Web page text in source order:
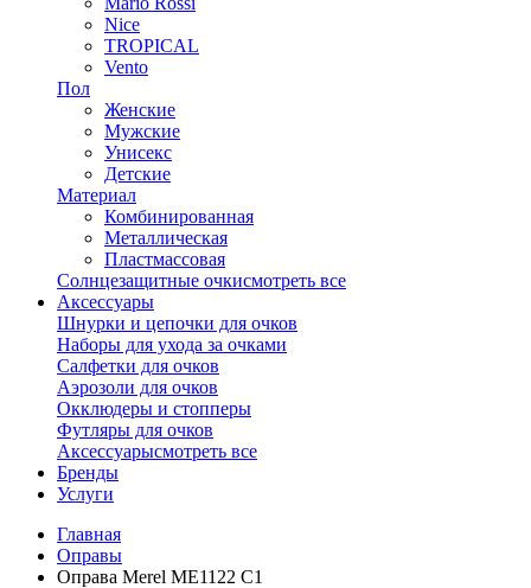
Nice
TROPICAL
Vento
Пол
Женские
Мужские
Унисекс
Детские
Материал
Комбинированная
Металлическая
Пластмассовая
Солнцезащитные очкисмотреть все
Аксессуары
Шнурки и цепочки для очков
Наборы для ухода за очками
Салфетки для очков
Аэрозоли для очков
Окклюдеры и стопперы
Футляры для очков
Аксессуарысмотреть все
Бренды
Услуги
Главная
Оправы
Оправа Merel ME1122 C1